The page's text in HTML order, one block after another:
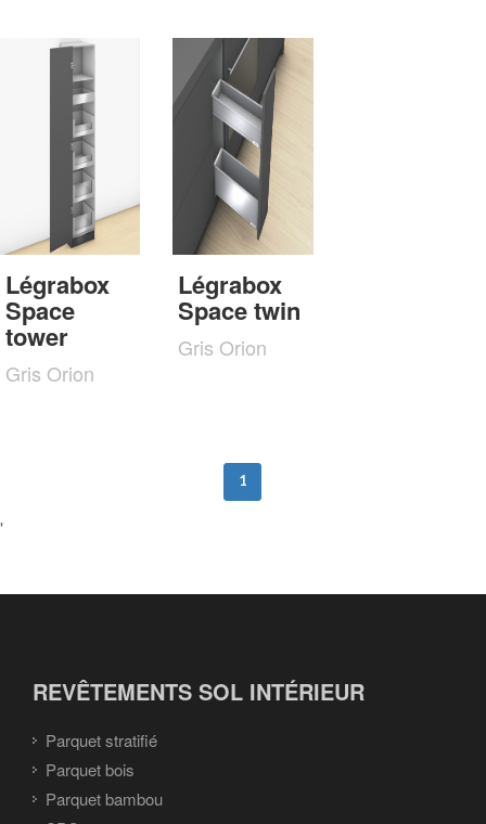
Légrabox
Space
tower
Gris Orion
Légrabox
Space twin
Gris Orion
1
'
REVÊTEMENTS SOL INTÉRIEUR
Parquet stratifié
Parquet bois
Parquet bambou